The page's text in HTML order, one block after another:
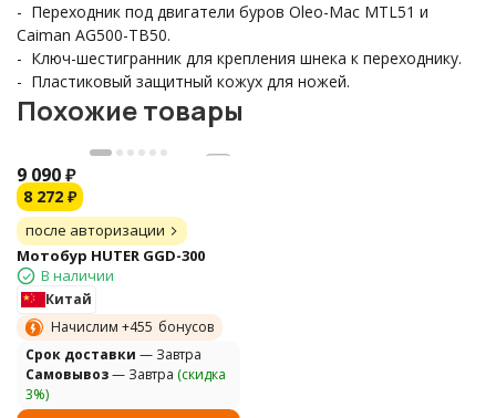
- Переходник под двигатели буров Oleo-Mac MTL51 и
Caiman AG500-TB50.
- Ключ-шестигранник для крепления шнека к переходнику.
- Пластиковый защитный кожух для ножей.
Похожие товары
9 090₽
8 272 ₽
после авторизации
Мотобур HUTER GGD-300
В наличии
Китай
Начислим +455 бонусов
Cрок доставки — Завтра
Самовывоз— Завтра (скидка
3%)